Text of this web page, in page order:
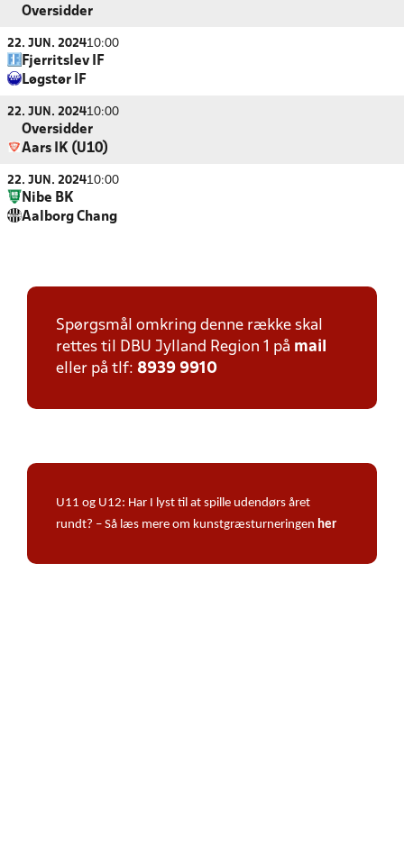
Oversidder
22. JUN. 202410:00
Fjerritslev IF
Løgstør IF
22. JUN. 202410:00
Oversidder
Aars IK (U10)
22. JUN. 202410:00
Nibe BK
Aalborg Chang
Spørgsmål omkring denne række skal
rettes til DBU Jylland Region 1 på mail
eller på tlf: 8939 9910
U11 og U12: Har I lyst til at spille udendørs året
rundt? – Så læs mere om kunstgræsturneringen her